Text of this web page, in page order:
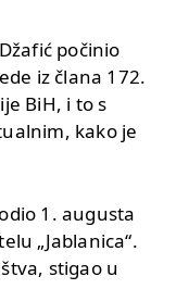
počinio
iz člana 172.
BiH, i to s
kako je
1. augusta
„Jablanica“.
stigao u